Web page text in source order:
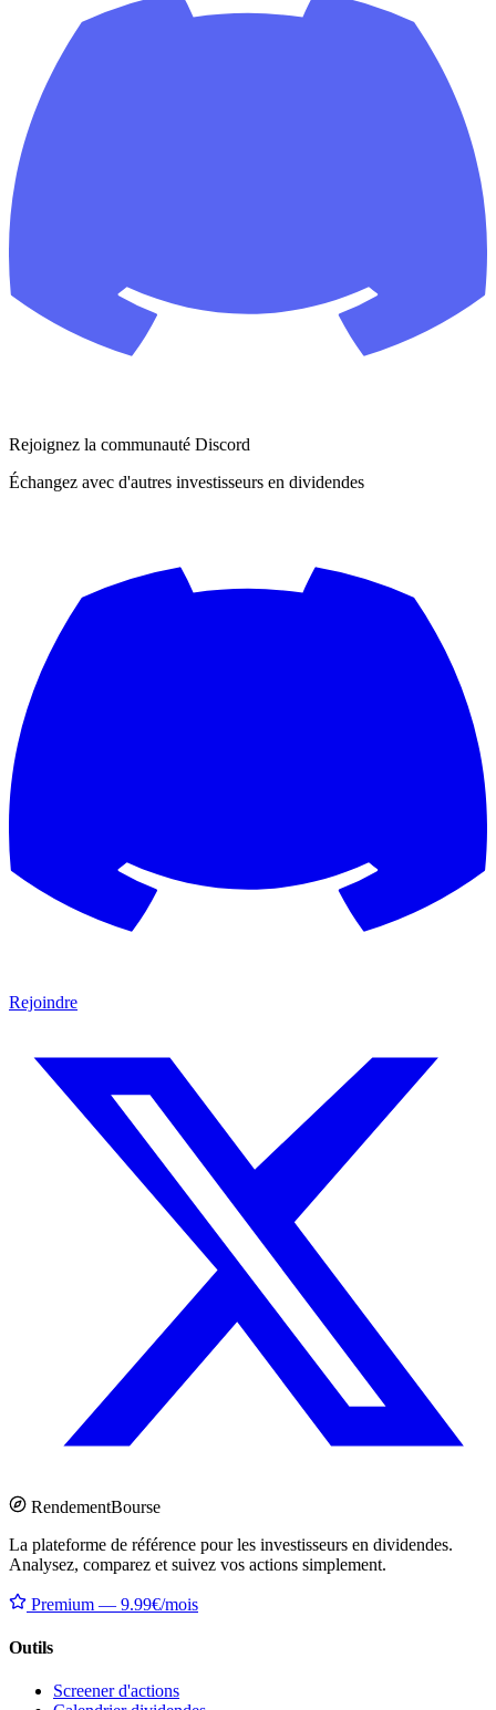
Rejoignez la communauté Discord
Échangez avec d'autres investisseurs en dividendes
Rejoindre
RendementBourse
La plateforme de référence pour les investisseurs en dividendes.
Analysez, comparez et suivez vos actions simplement.
Premium — 9.99€/mois
Outils
Screener d'actions